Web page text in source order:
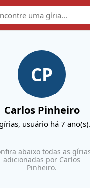
CP
Carlos Pinheiro
gírias, usuário há 7 ano(s).
abaixo todas as gírias
adicionadas por Carlos
Pinheiro.